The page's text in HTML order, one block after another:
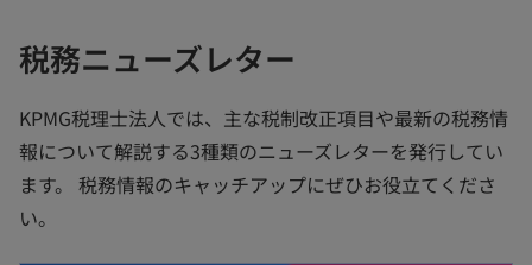
税務ニューズレター
KPMG税理士法人では、主な税制改正項目や最新の税務情
報について解説する3種類のニューズレターを発行してい
ます。 税務情報のキャッチアップにぜひお役立てくださ
い。